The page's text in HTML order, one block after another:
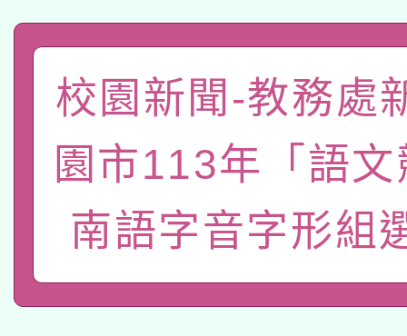
關事宜
轉知教育部國民及學前
國立臺灣師範大學辦理
年度健康促進學校輔導
業成長研習」實施計畫
函轉國家教育研究院中
原住民族教育政策研討
族教育國際趨勢與發展
新北市政府教育局辦理
師專業成長研習實施計
方素養工作坊新北場」
函轉國立臺灣師範大學
族語言臺北學習中心
「族語學習班」招生簡
轉知有關國立成功大學
年度COVID-19疫苗接
轉知經濟部水利署委託
校園新聞-教務處
園市113年「語
南語字音字形組